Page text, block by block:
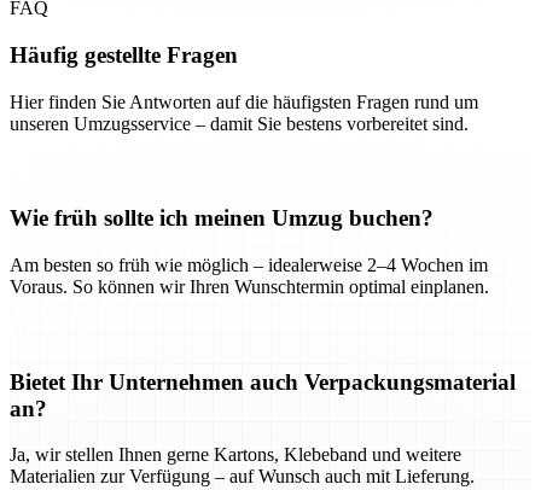
FAQ
Häufig gestellte Fragen
Hier finden Sie Antworten auf die häufigsten Fragen rund um
unseren Umzugsservice – damit Sie bestens vorbereitet sind.
Wie früh sollte ich meinen Umzug buchen?
Am besten so früh wie möglich – idealerweise 2–4 Wochen im
Voraus. So können wir Ihren Wunschtermin optimal einplanen.
Bietet Ihr Unternehmen auch Verpackungsmaterial
an?
Ja, wir stellen Ihnen gerne Kartons, Klebeband und weitere
Materialien zur Verfügung – auf Wunsch auch mit Lieferung.